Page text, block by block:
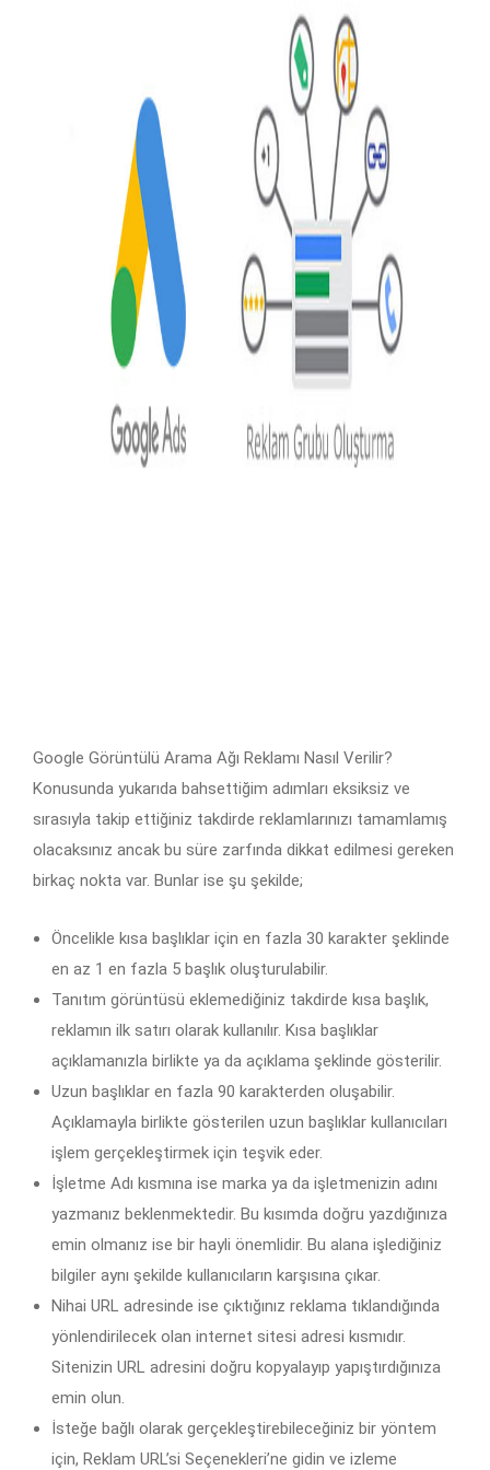
Google Görüntülü Arama Ağı Reklamı Nasıl Verilir?
Konusunda yukarıda bahsettiğim adımları eksiksiz ve
sırasıyla takip ettiğiniz takdirde reklamlarınızı tamamlamış
olacaksınız ancak bu süre zarfında dikkat edilmesi gereken
birkaç nokta var. Bunlar ise şu şekilde;
Öncelikle kısa başlıklar için en fazla 30 karakter şeklinde
en az 1 en fazla 5 başlık oluşturulabilir.
Tanıtım görüntüsü eklemediğiniz takdirde kısa başlık,
reklamın ilk satırı olarak kullanılır. Kısa başlıklar
açıklamanızla birlikte ya da açıklama şeklinde gösterilir.
Uzun başlıklar en fazla 90 karakterden oluşabilir.
Açıklamayla birlikte gösterilen uzun başlıklar kullanıcıları
işlem gerçekleştirmek için teşvik eder.
İşletme Adı kısmına ise marka ya da işletmenizin adını
yazmanız beklenmektedir. Bu kısımda doğru yazdığınıza
emin olmanız ise bir hayli önemlidir. Bu alana işlediğiniz
bilgiler aynı şekilde kullanıcıların karşısına çıkar.
Nihai URL adresinde ise çıktığınız reklama tıklandığında
yönlendirilecek olan internet sitesi adresi kısmıdır.
Sitenizin URL adresini doğru kopyalayıp yapıştırdığınıza
emin olun.
İsteğe bağlı olarak gerçekleştirebileceğiniz bir yöntem
için, Reklam URL’si Seçenekleri’ne gidin ve izleme